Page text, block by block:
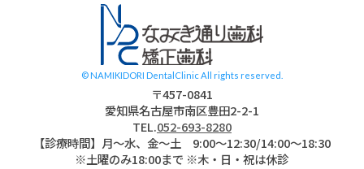
© NAMIKIDORI DentalClinic All rights reserved.
〒457-0841
愛知県名古屋市南区豊田2-2-1
TEL.052-693-8280
【診療時間】月〜水、金～土 9:00〜12:30/14:00～18:30
※土曜のみ18:00まで ※木・日・祝は休診